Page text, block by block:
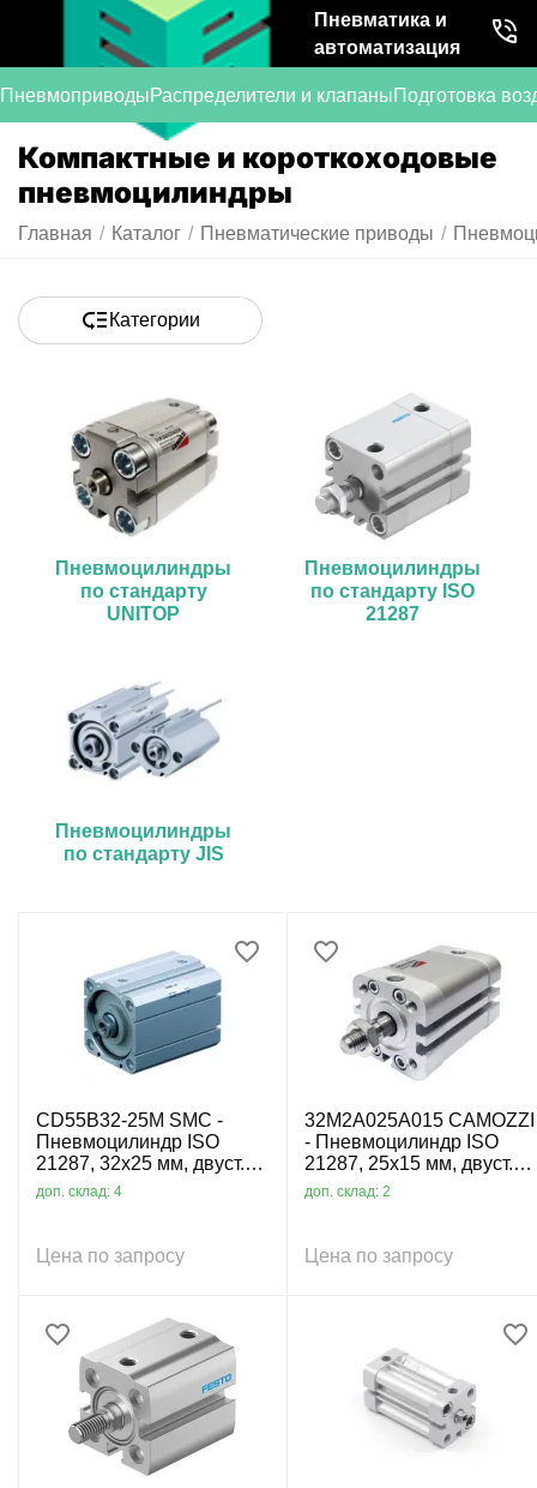
Пневматика и
автоматизация
ПневмоприводыРаспределители и клапаныПодготовка
Компактные и короткоходовые
пневмоцилиндры
Главная / Каталог / Пневматические приводы /
Категории
Пневмоцилиндры
по стандарту
UNITOP
Пневмоцилиндры
по стандарту ISO
21287
Пневмоцилиндры
по стандарту JIS
CD55B32-25M SMC -
Пневмоцилиндр ISO
21287, 32x25 мм, двуст.
действ., нар. резьба
доп. склад: 4
Цена по запросу
32M2A025A015 CAMOZZI
- Пневмоцилиндр ISO
21287, 25x15 мм, двуст.
действ., нар. резьба
доп. склад: 2
Цена по запросу